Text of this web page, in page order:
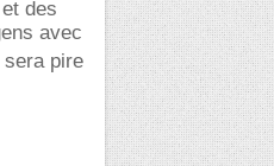
des
avec
pire